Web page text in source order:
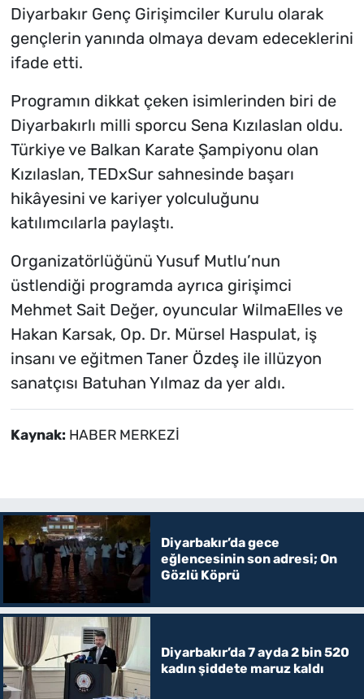
Diyarbakır Genç Girişimciler Kurulu olarak
gençlerin yanında olmaya devam edeceklerini
ifade etti.
Programın dikkat çeken isimlerinden biri de
Diyarbakırlı milli sporcu Sena Kızılaslan oldu.
Türkiye ve Balkan Karate Şampiyonu olan
Kızılaslan, TEDxSur sahnesinde başarı
hikâyesini ve kariyer yolculuğunu
katılımcılarla paylaştı.
Organizatörlüğünü Yusuf Mutlu’nun
üstlendiği programda ayrıca girişimci
Mehmet Sait Değer, oyuncular WilmaElles ve
Hakan Karsak, Op. Dr. Mürsel Haspulat, iş
insanı ve eğitmen Taner Özdeş ile illüzyon
sanatçısı Batuhan Yılmaz da yer aldı.
Kaynak: HABER MERKEZİ
Diyarbakır’da gece
eğlencesinin son adresi; On
Gözlü Köprü
Diyarbakır’da 7 ayda 2 bin 520
kadın şiddete maruz kaldı